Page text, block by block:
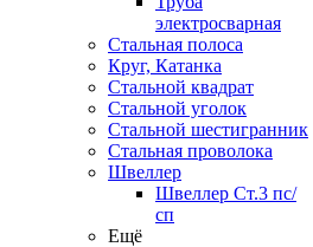
электросварная
Стальная полоса
Круг, Катанка
Стальной квадрат
Стальной уголок
Стальной шестигранник
Стальная проволока
Швеллер
Швеллер Ст.3 пс/
сп
Ещё